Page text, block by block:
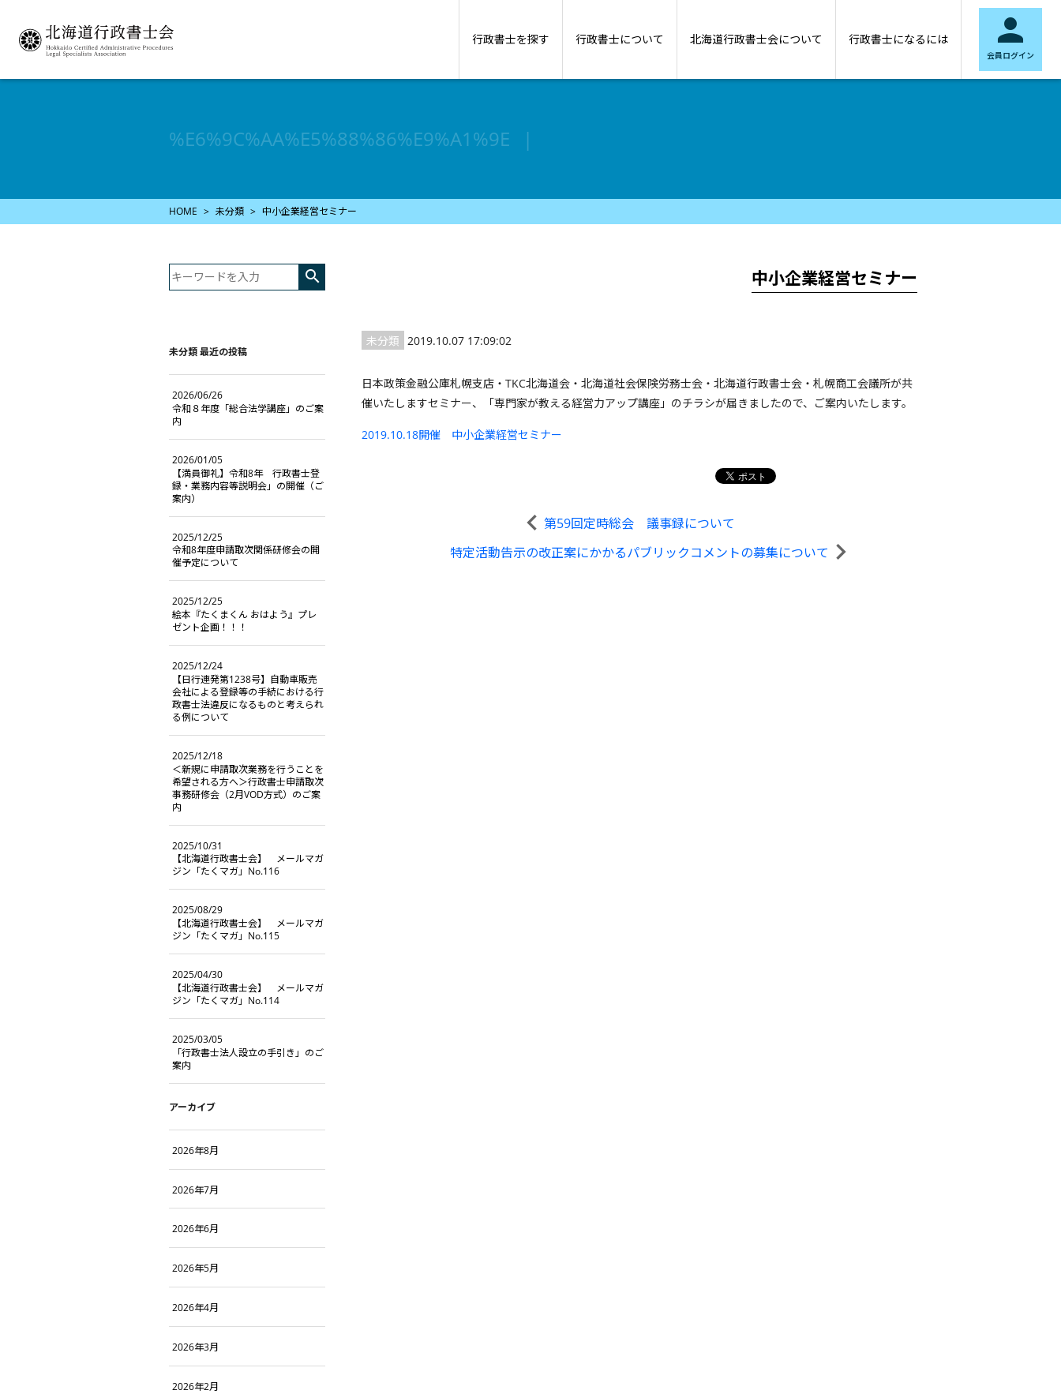
行政書士を探す 行政書士について 北海道行政書士会について 行政書士になるには 
会員ログイン
%E6%9C%AA%E5%88%86%E9%A1%9E
HOME 未分類 中小企業経営セミナー
中小企業経営セミナー
未分類 2019.10.07 17:09:02
日本政策金融公庫札幌支店・TKC北海道会・北海道社会保険労務士会・北海道行政書士会・札幌商工会議所が共
催いたしますセミナー、「専門家が教える経営力アップ講座」のチラシが届きましたので、ご案内いたします。
2019.10.18開催 中小企業経営セミナー
第59回定時総会 議事録について
特定活動告示の改正案にかかるパブリックコメントの募集について

未分類 最近の投稿
2026/06/26
令和８年度「総合法学講座」のご案
内
2026/01/05
【満員御礼】令和8年 行政書士登
録・業務内容等説明会」の開催（ご
案内）
2025/12/25
令和8年度申請取次関係研修会の開
催予定について
2025/12/25
絵本『たくまくん おはよう』プレ
ゼント企画！！！
2025/12/24
【日行連発第1238号】自動車販売
会社による登録等の手続における行
政書士法違反になるものと考えられ
る例について
2025/12/18
＜新規に申請取次業務を行うことを
希望される方へ＞行政書士申請取次
事務研修会（2月VOD方式）のご案
内
2025/10/31
【北海道行政書士会】 メールマガ
ジン「たくマガ」No.116
2025/08/29
【北海道行政書士会】 メールマガ
ジン「たくマガ」No.115
2025/04/30
【北海道行政書士会】 メールマガ
ジン「たくマガ」No.114
2025/03/05
「行政書士法人設立の手引き」のご
案内
アーカイブ
2026年8月
2026年7月
2026年6月
2026年5月
2026年4月
2026年3月
2026年2月